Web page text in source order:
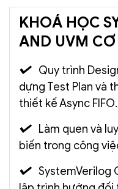
KHOÁ HỌC
AND UVM CƠ
Quy trình
dựng Test Plan và
thiết kế Async FIFO.
Làm quen và
biến trong công
SystemVerilog